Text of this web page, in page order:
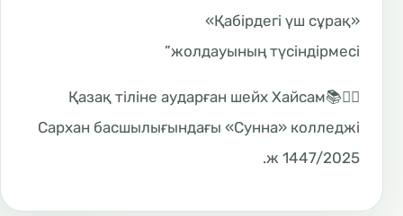
«Қабірдегі үш сұрақ»
жолдауының түсіндірмесі”
✍🏼📚Қазақ тіліне аударған шейх Хайсам
Сархан басшылығындағы «Сунна» колледжі
1447/2025 ж.